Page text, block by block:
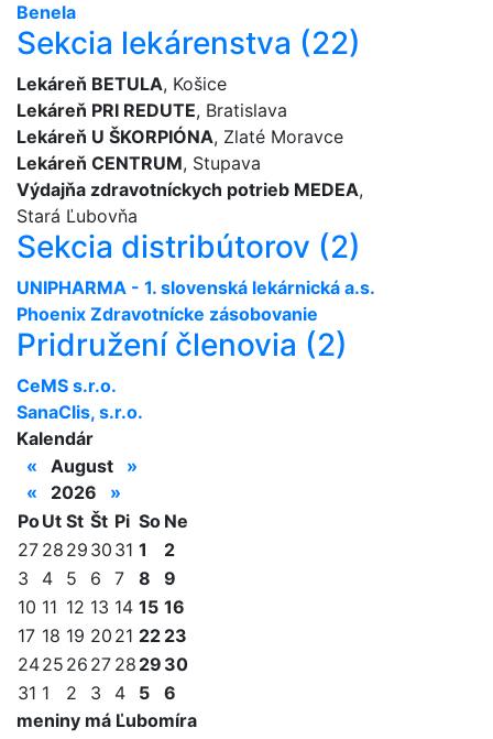
Kalendár
«
August
»
«
2026
»
PoUt St Št Pi So Ne
27 28 29 30 31 1
2
3
4 5 6 7 8
9
10 11 12 13 14 15 16
17 18 19 20 21 22 23
2425 26 27 28 29 30
31 1 2 3 4 5
6
meniny má Ľubomíra
Benela
Sekcia lekárenstva (22)
Lekáreň BETULA, Košice
Lekáreň PRI REDUTE, Bratislava
Lekáreň U ŠKORPIÓNA, Zlaté Moravce
Lekáreň CENTRUM, Stupava
Výdajňa zdravotníckych potrieb MEDEA,
Stará Ľubovňa
Sekcia distribútorov (2)
UNIPHARMA - 1. slovenská lekárnická a.s.
Phoenix Zdravotnícke zásobovanie
Pridružení členovia (2)
CeMS s.r.o.
SanaClis, s.r.o.